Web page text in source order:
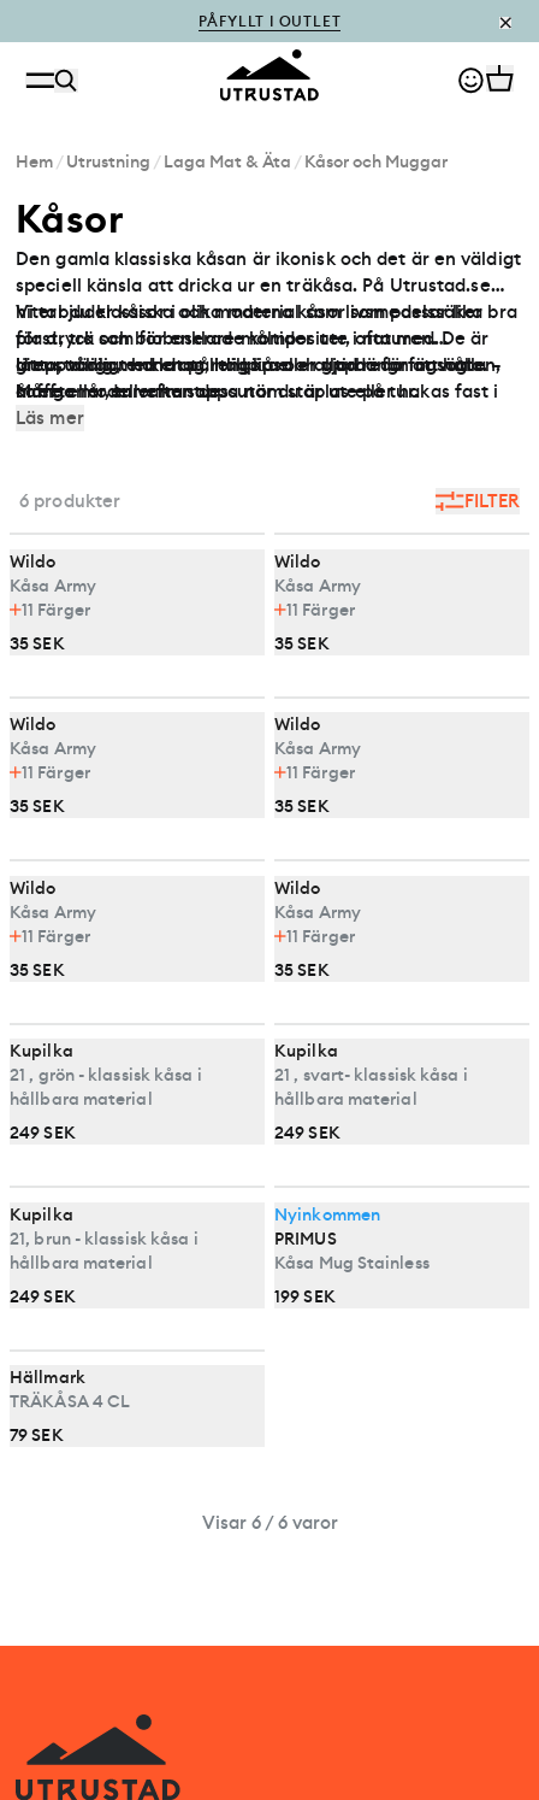
PÅFYLLT I OUTLET
Hem/Utrustning /Laga Mat & Äta /Kåsor och Muggar
Kåsor
Den gamla klassiska kåsan är ikonisk och det är en väldigt
speciell känsla att dricka ur en träkåsa. På Utrustad.se
hittar du klassiska och moderna kåsor som passar lika bra
för dryck som för enklare måltider ute i naturen. De är
lätta, tåliga, enkla att rengöra och gjorda för att hålla –
år efter år, tur efter tur.
Vi erbjuder kåsor i olika material som livsmedelssäker
plast, trä och biobaserade kompositer, ofta med
greppvänligt handtag, hällpip eller upphängningsögla.
Många modeller kan dessutom staplas eller hakas fast i
ryggsäcken för smidig transport.
Utrusta dig med en pålitlig kåsa – alltid redo för vatten,
kaffe eller en varm soppa när du är ute på tur.
Läs mer
FILTER
6 produkter
Wildo
Kåsa Army
11 Färger
35 SEK
Wildo
Kåsa Army
11 Färger
35 SEK
Wildo
Kåsa Army
11 Färger
35 SEK
Wildo
Kåsa Army
11 Färger
35 SEK
Wildo
Kåsa Army
11 Färger
35 SEK
Wildo
Kåsa Army
11 Färger
35 SEK
Kupilka
21 , grön - klassisk kåsa i
hållbara material
249 SEK
Kupilka
21 , svart- klassisk kåsa i
hållbara material
249 SEK
Kupilka
21, brun - klassisk kåsa i
hållbara material
249 SEK
Nyinkommen
PRIMUS
Kåsa Mug Stainless
199 SEK
Hällmark
TRÄKÅSA 4 CL
79 SEK
Visar 6 / 6 varor